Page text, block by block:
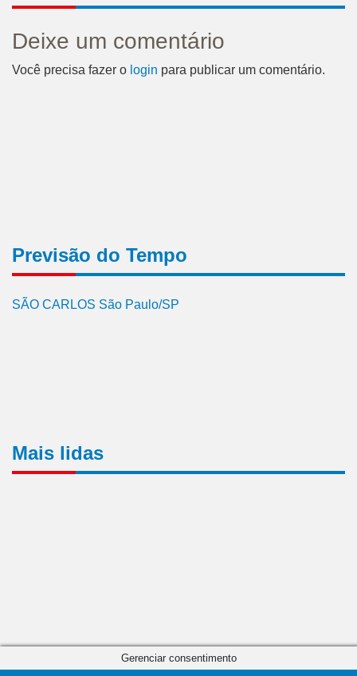
Deixe um comentário
Você precisa fazer o login para publicar um comentário.
Previsão do Tempo
SÃO CARLOS São Paulo/SP
Mais lidas
Gerenciar consentimento